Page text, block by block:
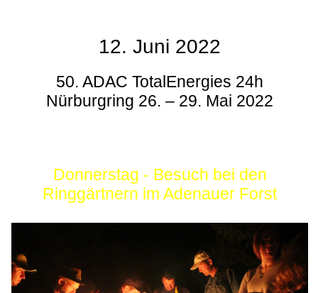
12. Juni 2022
50. ADAC TotalEnergies 24h
Nürburgring 26. – 29. Mai 2022
Donnerstag - Besuch bei den
Ringgärtnern im Adenauer Forst